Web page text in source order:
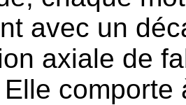
avec un
axiale de
comporte